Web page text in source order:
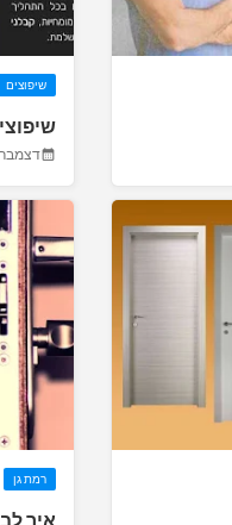
שיפוצים
דצמבר 20, 2024
רמת גן